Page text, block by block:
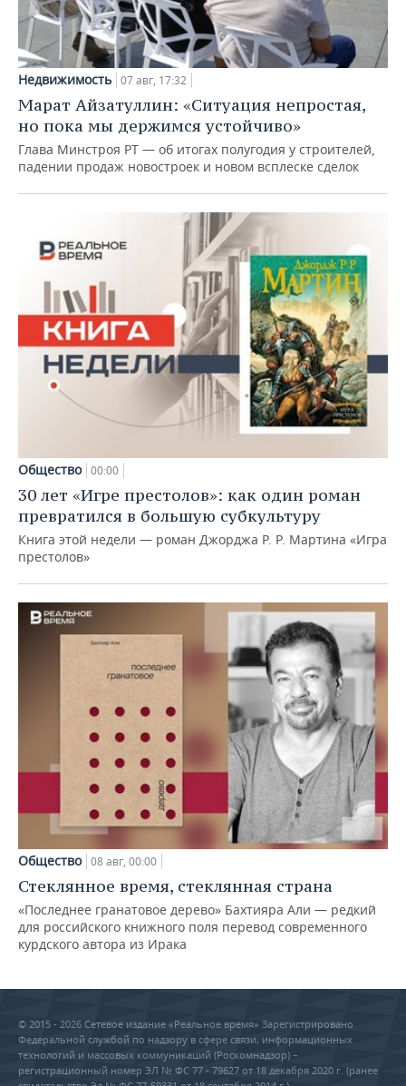
Недвижимость 07 авг, 17:32
Марат Айзатуллин: «Ситуация непростая,
но пока мы держимся устойчиво»
Глава Минстроя РТ — об итогах полугодия у строителей,
падении продаж новостроек и новом всплеске сделок
Общество 00:00
30 лет «Игре престолов»: как один роман
превратился в большую субкультуру
Книга этой недели — роман Джорджа Р. Р. Мартина «Игра
престолов»
Общество 08 авг, 00:00
Стеклянное время, стеклянная страна
«Последнее гранатовое дерево» Бахтияра Али — редкий
для российского книжного поля перевод современного
курдского автора из Ирака
© 2015 - 2026 Сетевое издание «Реальное время» Зарегистрировано
Федеральной службой по надзору в сфере связи, информационных
технологий и массовых коммуникаций (Роскомнадзор) –
регистрационный номер ЭЛ № ФС 77 - 79627 от 18 декабря 2020 г. (ранее